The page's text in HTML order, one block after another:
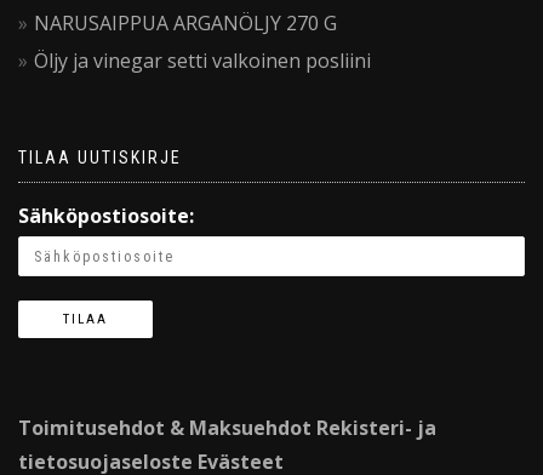
NARUSAIPPUA ARGANÖLJY 270 G
Öljy ja vinegar setti valkoinen posliini
TILAA UUTISKIRJE
Sähköpostiosoite:
Toimitusehdot & Maksuehdot Rekisteri- ja
tietosuojaseloste Evästeet